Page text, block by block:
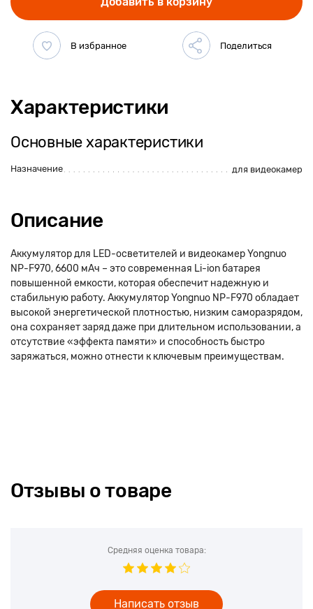
Характеристики
Основные характеристики
Назначение для видеокамер
Описание
Аккумулятор для LED-осветителей и видеокамер Yongnuo
NP-F970, 6600 мАч – это современная Li-ion батарея
повышенной емкости, которая обеспечит надежную и
стабильную работу. Аккумулятор Yongnuo NP-F970 обладает
высокой энергетической плотностью, низким саморазрядом,
она сохраняет заряд даже при длительном использовании, а
отсутствие «эффекта памяти» и способность быстро
заряжаться, можно отнести к ключевым преимуществам.
Отзывы о товаре
Средняя оценка товара:
Написать отзыв